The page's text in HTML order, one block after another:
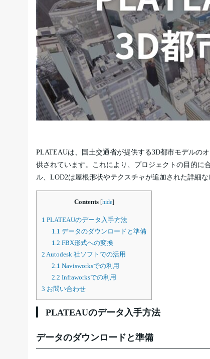
PLATEAUは、国土交通省が提供する3D都市モデルの
供されています。これにより、プロジェクトの目的に
ル、LOD2は屋根形状やテクスチャが追加された詳細
Contents [hide]
1 PLATEAUのデータ入手方法
1.1 データのダウンロードと準備
1.2 FBX形式への変換
2 Autodesk 社ソフトでの活用
2.1 Navisworksでの利用
2.2 Infraworksでの利用
3 お問い合わせ
PLATEAUのデータ入手方法
データのダウンロードと準備